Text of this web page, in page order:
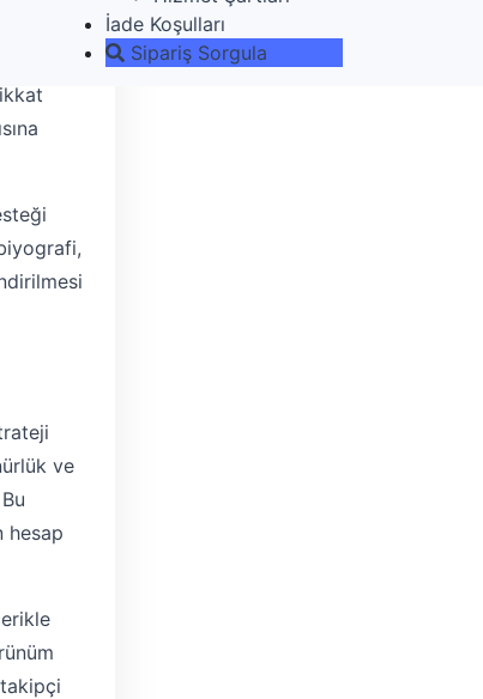
İade Koşulları
Sipariş Sorgula
ve
hesap